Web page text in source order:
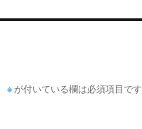
※ が付いている欄は必須項目です